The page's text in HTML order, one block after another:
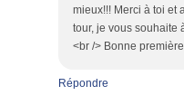
mieux!!! Merci à toi et
tour, je vous souhaite
<br /> Bonne
Répondre